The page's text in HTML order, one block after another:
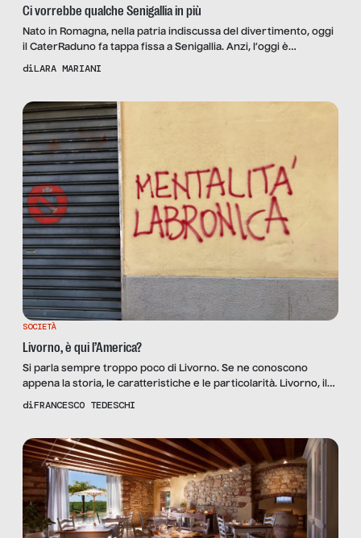
Ci vorrebbe qualche Senigallia in più
Nato in Romagna, nella patria indiscussa del divertimento, oggi
il CaterRaduno fa tappa fissa a Senigallia. Anzi, l’oggi è
un’indicazione temporale po’ riduttiva, visto che in realtà sono
per spostarsi nelle Marche? Certo, […]
diLARA MARIANI
SOCIETÀ
Livorno, è qui l’America?
Si parla sempre troppo poco di Livorno. Se ne conoscono
appena la storia, le caratteristiche e le particolarità. Livorno, il
porto della Toscana, è da tutti considerata un luogo di transito
la porta alla ribalta per […]
diFRANCESCO TEDESCHI